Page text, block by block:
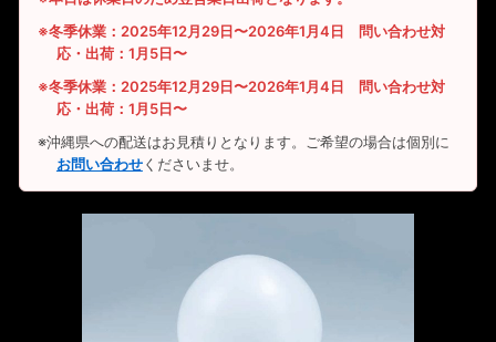
※冬季休業：2025年12月29日〜2026年1月4日 問い合わせ対
応・出荷：1月5日〜
※冬季休業：2025年12月29日〜2026年1月4日 問い合わせ対
応・出荷：1月5日〜
※沖縄県への配送はお見積りとなります。ご希望の場合は個別に
お問い合わせくださいませ。